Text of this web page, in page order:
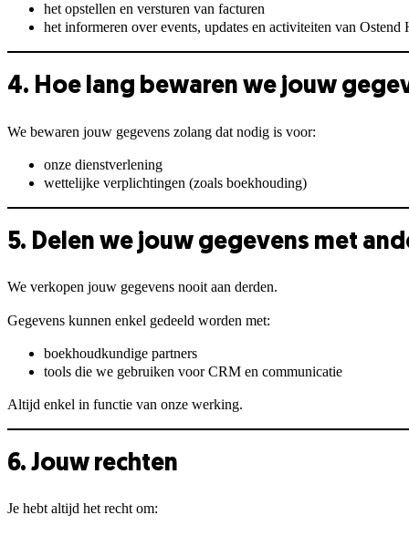
het opstellen en versturen van facturen
het informeren over events, updates en activiteiten van Ostend
4. Hoe lang bewaren we jouw
We bewaren jouw gegevens zolang dat nodig is voor:
onze dienstverlening
wettelijke verplichtingen (zoals boekhouding)
5. Delen we jouw gegevens met
We verkopen jouw gegevens nooit aan derden.
Gegevens kunnen enkel gedeeld worden met:
boekhoudkundige partners
tools die we gebruiken voor CRM en communicatie
Altijd enkel in functie van onze werking.
6. Jouw rechten
Je hebt altijd het recht om: